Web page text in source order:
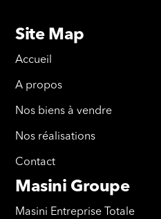
Site Map
Accueil
A propos
Nos biens à vendre
Nos réalisations
Contact
Masini Groupe
Masini Entreprise Totale